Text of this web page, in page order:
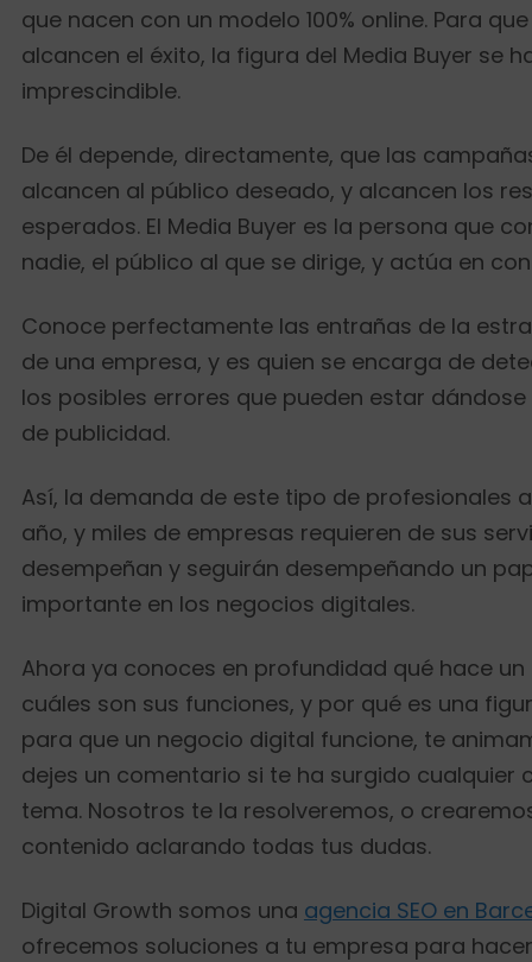
que nacen con un modelo 100% online. Para
alcancen el éxito, la figura del Media Buyer se
imprescindible.
De él depende, directamente, que las
alcancen al público deseado, y alcancen los
esperados. El Media Buyer es la persona que
nadie, el público al que se dirige, y actúa en
Conoce perfectamente las entrañas de la
de una empresa, y es quien se encarga de
los posibles errores que pueden estar
de publicidad.
Así, la demanda de este tipo de profesionales
año, y miles de empresas requieren de sus
desempeñan y seguirán desempeñando un
importante en los negocios digitales.
Ahora ya conoces en profundidad qué hace un
cuáles son sus funciones, y por qué es una
para que un negocio digital funcione, te
dejes un comentario si te ha surgido cualquier
tema. Nosotros te la resolveremos, o
contenido aclarando todas tus dudas.
Digital Growth somos una agencia SEO en
ofrecemos soluciones a tu empresa para